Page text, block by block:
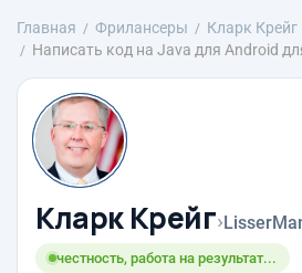
Главная Фрилансеры Кларк Крейг
Написать код на Java для Android
Кларк Крейг›
честность, работа на результат...